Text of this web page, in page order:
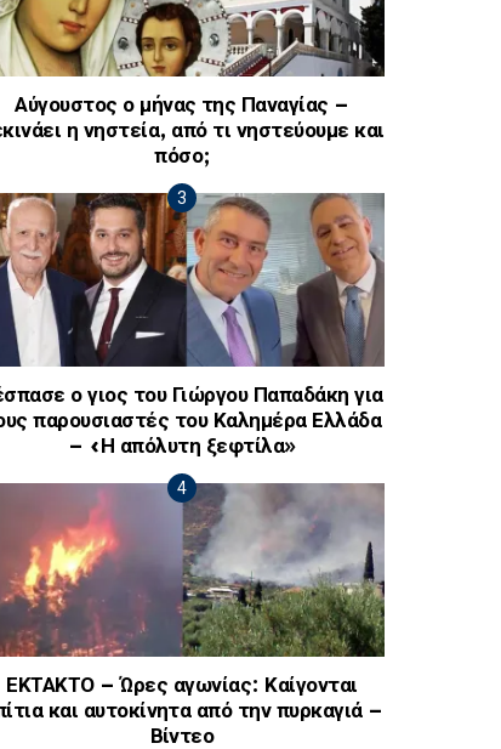
Αύγουστος ο μήνας της Παναγίας –
η νηστεία, από τι νηστεύουμε και
πόσο;
ο γιος του Γιώργου Παπαδάκη για
παρουσιαστές του Καλημέρα Ελλάδα
– «Η απόλυτη ξεφτίλα»
ΕΚΤΑΚΤΟ – Ώρες αγωνίας: Καίγονται
και αυτοκίνητα από την πυρκαγιά –
Βίντεο